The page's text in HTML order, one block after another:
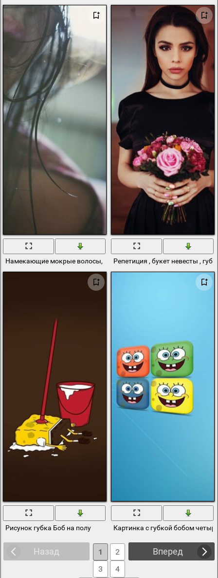
Намекающие мокрые волосы, пухлые губкиРепетиция , букет невесты ,
Рисунок губка Боб на полу Картинка с губкой бобом
Назад Вперед
1
2
3
4